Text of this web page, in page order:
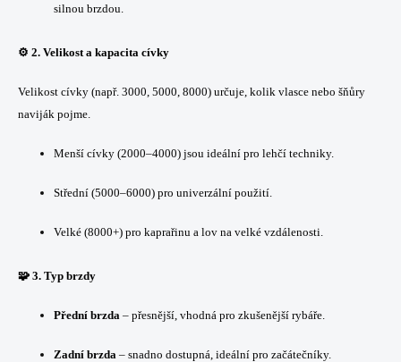
silnou brzdou.
⚙️ 2. Velikost a kapacita cívky
Velikost cívky (např. 3000, 5000, 8000) určuje, kolik vlasce nebo šňůry
naviják pojme.
Menší cívky (2000–4000) jsou ideální pro lehčí techniky.
Střední (5000–6000) pro univerzální použití.
Velké (8000+) pro kaprařinu a lov na velké vzdálenosti.
🧩 3. Typ brzdy
Přední brzda – přesnější, vhodná pro zkušenější rybáře.
Zadní brzda – snadno dostupná, ideální pro začátečníky.